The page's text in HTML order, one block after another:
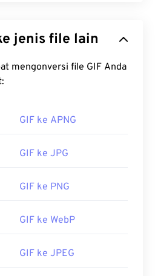
sederhana
tidak terkompresi, GIF
lossless
di media sosial, dan meme,
tersendiri
di perangkat seluler
GIF ke jenis file lain
file GIF Anda
GIF ke APNG
GIF ke JPG
GIF ke PNG
GIF ke WebP
GIF ke JPEG